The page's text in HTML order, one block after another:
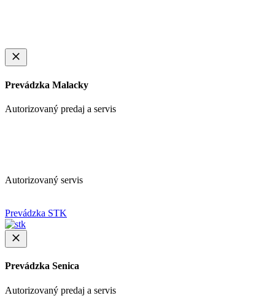
Prevádzka Malacky
Autorizovaný predaj a servis
Autorizovaný servis
Prevádzka STK
Prevádzka Senica
Autorizovaný predaj a servis